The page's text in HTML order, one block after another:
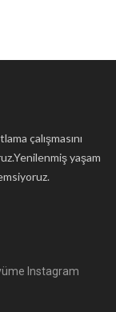
çalışmasını
yaşam
Instagram